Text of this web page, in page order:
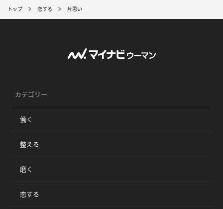
トップ 恋する 片思い
カテゴリー
働く
整える
磨く
恋する